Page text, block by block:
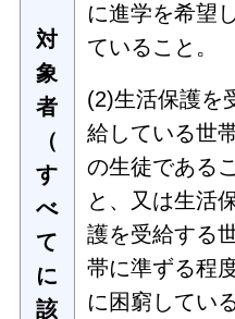
対
象
者
（
す
べ
て
に
該
に進学を希望し
ていること。
(2)生活保護を
給している世
の生徒であるこ
と、又は生活
護を受給する
帯に準ずる程
に困窮してい